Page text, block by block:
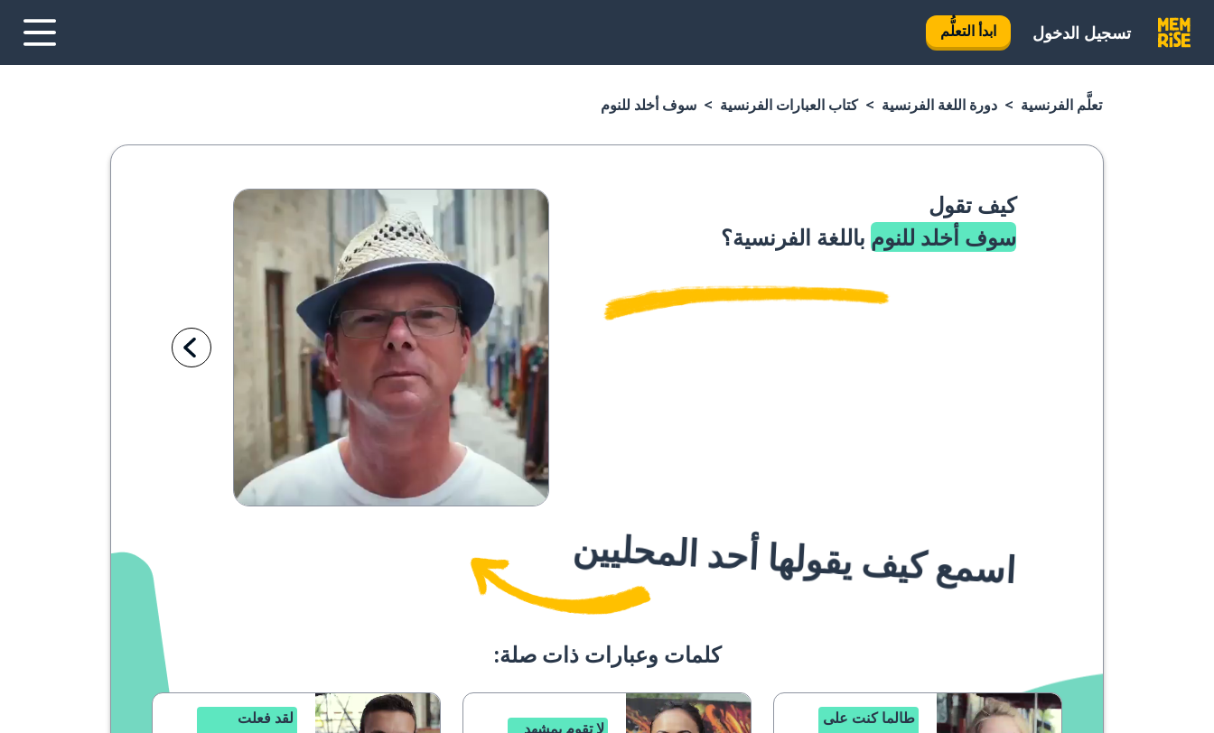
تسجيل الدخول ابدأ التعلُّم
تعلَّم الفرنسية دورة اللغة الفرنسية كتاب العبارات الفرنسية سوف أخلد للنوم
كيف تقول
سوف أخلد للنوم باللغة الفرنسية؟
اسمع كيف يقولها أحد المحليين
كلمات وعبارات ذات صلة:
طالما كنت على
لا تقوم بمشهد
لقد فعلت